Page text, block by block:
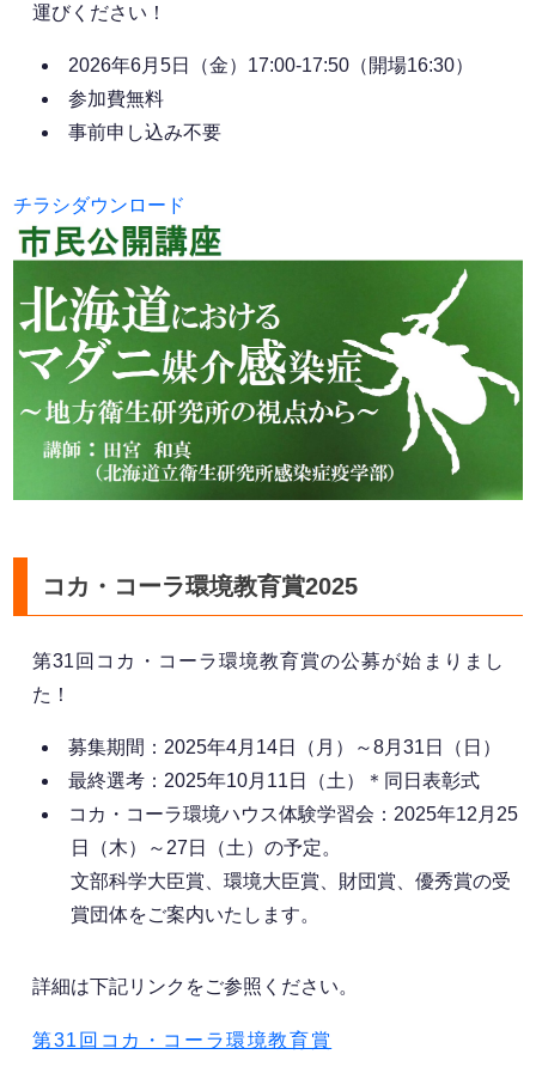
運びください！
2026年6月5日（金）17:00-17:50（開場16:30）
参加費無料
事前申し込み不要
チラシダウンロード
コカ・コーラ環境教育賞2025
第31回コカ・コーラ環境教育賞の公募が始まりまし
た！
募集期間：2025年4月14日（月）～8月31日（日）
最終選考：2025年10月11日（土）＊同日表彰式
コカ・コーラ環境ハウス体験学習会：2025年12月25
日（木）～27日（土）の予定。
文部科学大臣賞、環境大臣賞、財団賞、優秀賞の受
賞団体をご案内いたします。
詳細は下記リンクをご参照ください。
第31回コカ・コーラ環境教育賞